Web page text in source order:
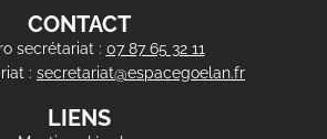
CONTACT
secrétariat : 07 87 65 32 11
: secretariat@espacegoelan.fr
LIENS